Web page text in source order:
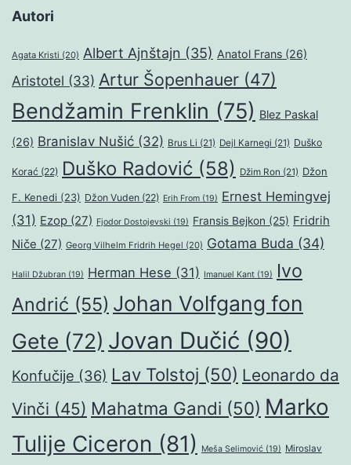
Autori
Agata Kristi (20) Albert Ajnštajn (35) Anatol Frans (26)
Aristotel (33) Artur Šopenhauer (47)
Bendžamin Frenklin (75) Blez Paskal
(26) Branislav Nušić (32) Brus Li (21) Dejl Karnegi (21) Duško
Korać (22) Duško Radović (58) Džim Ron (21) Džon
F. Kenedi (23) Džon Vuden (22) Erih From (19) Ernest Hemingvej
(31) Ezop (27) Fjodor Dostojevski (19) Fransis Bejkon (25) Fridrih
Niče (27) Georg Vilhelm Fridrih Hegel (20) Gotama Buda (34)
Halil Džubran (19) Herman Hese (31) Imanuel Kant (19)
Ivo
Andrić (55) Johan Volfgang fon
Gete (72) Jovan Dučić (90)
Konfučije (36) Lav Tolstoj (50) Leonardo da
Vinči (45) Mahatma Gandi (50) Marko
Tulije Ciceron (81) Meša Selimović (19) Miroslav